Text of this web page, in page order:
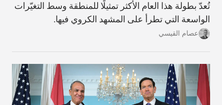
تُعدّ بطولة هذا العام الأكثر تمثيلًا للمنطقة وسط التغيّرات
الواسعة التي تطرأ على المشهد الكروي فيها.
عصام القيسي